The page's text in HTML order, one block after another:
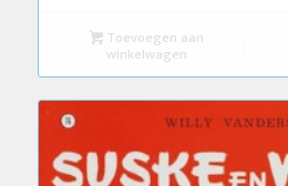
Toevoegen aan
winkelwagen